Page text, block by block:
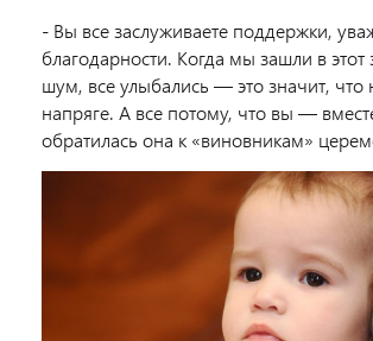
- Вы все заслуживаете поддержки,
благодарности. Когда мы зашли в этот
шум, все улыбались — это значит, что
напряге. А все потому, что вы —
обратилась она к «виновникам»